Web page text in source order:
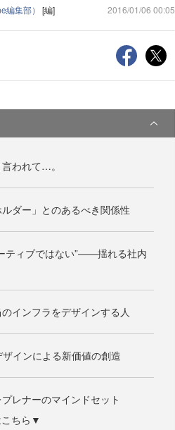
編集部） [編] 2016/01/06 00:05
われて…。
ダー」とのあるべき関係性
ティブではない”――揺れる社内
インフラをデザインする人
インによる新価値の創造
レナーのマインドセット
ちら▼